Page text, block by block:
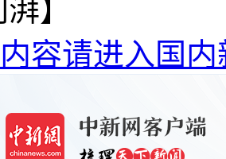
】
容请进入国内